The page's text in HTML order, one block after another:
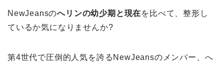
NewJeansのへリンの幼少期と現在を比べて、整形し
ているか気になりませんか?
第4世代で圧倒的人気を誇るNewJeansのメンバー、へ